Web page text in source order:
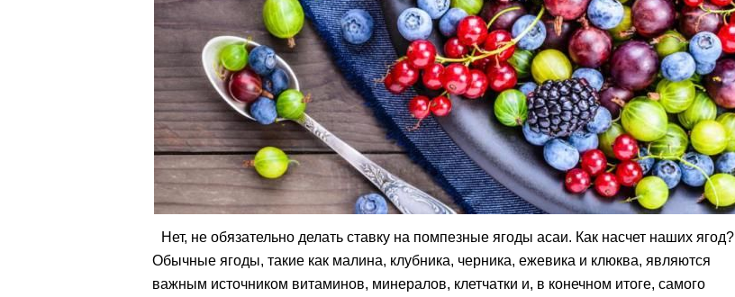
Нет, не обязательно делать ставку на помпезные ягоды асаи. Как насчет наших ягод?
Обычные ягоды, такие как малина, клубника, черника, ежевика и клюква, являются
важным источником витаминов, минералов, клетчатки и, в конечном итоге, самого